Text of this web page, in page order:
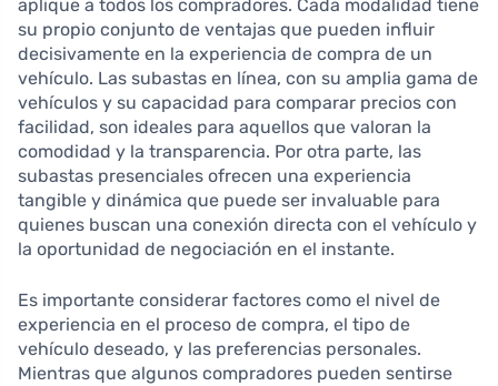
aplique a todos los compradores. Cada modalidad tiene
su propio conjunto de ventajas que pueden influir
decisivamente en la experiencia de compra de un
vehículo. Las subastas en línea, con su amplia gama de
vehículos y su capacidad para comparar precios con
facilidad, son ideales para aquellos que valoran la
comodidad y la transparencia. Por otra parte, las
subastas presenciales ofrecen una experiencia
tangible y dinámica que puede ser invaluable para
quienes buscan una conexión directa con el vehículo y
la oportunidad de negociación en el instante.
Es importante considerar factores como el nivel de
experiencia en el proceso de compra, el tipo de
vehículo deseado, y las preferencias personales.
Mientras que algunos compradores pueden sentirse